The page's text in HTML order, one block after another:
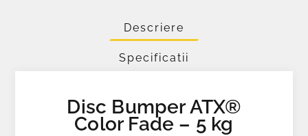
Descriere
Specificatii
Disc Bumper ATX®
Color Fade – 5 kg